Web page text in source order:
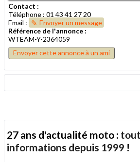
Contact :
Téléphone : 01 43 41 27 20
Email :
Envoyer un message
Référence de l'annonce :
WTEAM-Y-2364059
Envoyer cette annonce à un ami
27 ans d'actualité moto :
informations depuis 1999 !